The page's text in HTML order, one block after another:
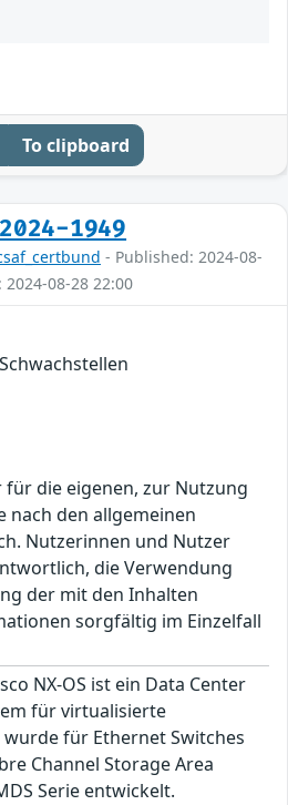
To clipboard
1949
- Published: 2024-08-
08-28 22:00
für die eigenen, zur Nutzung
nach den allgemeinen
Nutzerinnen und Nutzer
die Verwendung
der mit den Inhalten
sorgfältig im Einzelfall
NX-OS ist ein Data Center
für virtualisierte
wurde für Ethernet Switches
Channel Storage Area
Serie entwickelt.